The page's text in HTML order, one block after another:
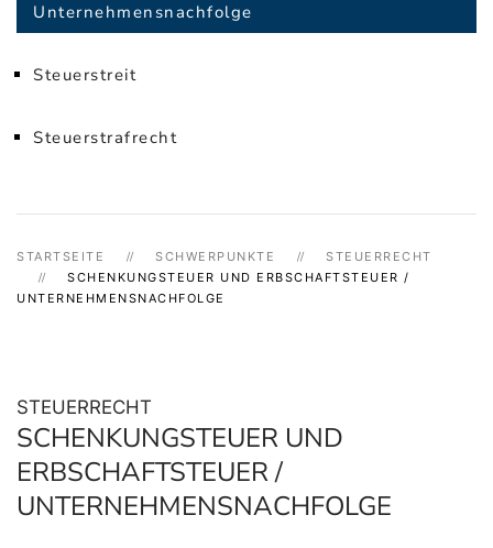
Unternehmensnachfolge
Steuerstreit
Steuerstrafrecht
STARTSEITE SCHWERPUNKTE
STEUERRECHT
SCHENKUNGSTEUER UND ERBSCHAFTSTEUER /
UNTERNEHMENSNACHFOLGE
STEUERRECHT
SCHENKUNGSTEUER UND
ERBSCHAFTSTEUER /
UNTERNEHMENSNACHFOLGE